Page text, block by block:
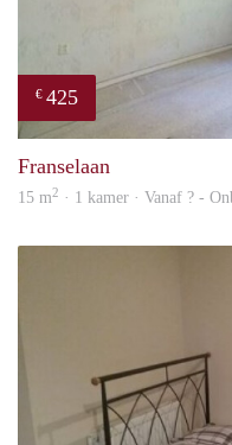
€ 425
Franselaan
15 m2 · 1 kamer · Vanaf ? -